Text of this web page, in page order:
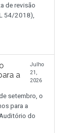
de revisão
54/2018),
a
Julho
21,
2026
setembro, o
para a
do